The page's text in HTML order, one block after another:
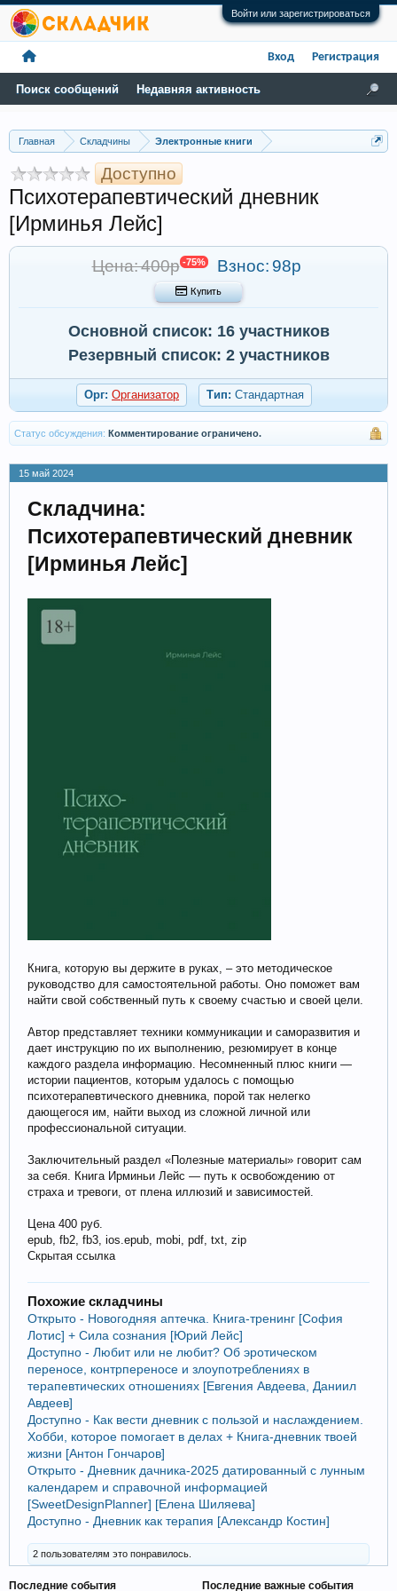
Войти или зарегистрироваться
Главная Складчины Электронные книги
Доступно
Психотерапевтический дневник
[Ирминья Лейс]
Цена: 400р -75% Взнос: 98р
 Купить
Основной список: 16 участников
Резервный список: 2 участников
Орг: Организатор Тип: Стандартная
Статус обсуждения: Комментирование ограничено.
15 май 2024
Складчина:
Психотерапевтический дневник
[Ирминья Лейс]
Книга, которую вы держите в руках, – это методическое
руководство для самостоятельной работы. Оно поможет вам
найти свой собственный путь к своему счастью и своей цели.
Автор представляет техники коммуникации и саморазвития и
дает инструкцию по их выполнению, резюмирует в конце
каждого раздела информацию. Несомненный плюс книги —
истории пациентов, которым удалось с помощью
психотерапевтического дневника, порой так нелегко
дающегося им, найти выход из сложной личной или
профессиональной ситуации.
Заключительный раздел «Полезные материалы» говорит сам
за себя. Книга Ирминьи Лейс — путь к освобождению от
страха и тревоги, от плена иллюзий и зависимостей.
Цена 400 руб.
epub, fb2, fb3, ios.epub, mobi, pdf, txt, zip
Скрытая ссылка
Похожие складчины
Открыто - Новогодняя аптечка. Книга-тренинг [София
Лотис] + Сила сознания [Юрий Лейс]
Доступно - Любит или не любит? Об эротическом
переносе, контрпереносе и злоупотреблениях в
терапевтических отношениях [Евгения Авдеева, Даниил
Авдеев]
Доступно - Как вести дневник с пользой и наслаждением.
Хобби, которое помогает в делах + Книга-дневник твоей
жизни [Антон Гончаров]
Открыто - Дневник дачника-2025 датированный с лунным
календарем и справочной информацией
[SweetDesignPlanner] [Елена Шиляева]
Доступно - Дневник как терапия [Александр Костин]
2 пользователям это понравилось.
Последние события Последние важные события
Поиск сообщений Недавняя активность
Вход Регистрация